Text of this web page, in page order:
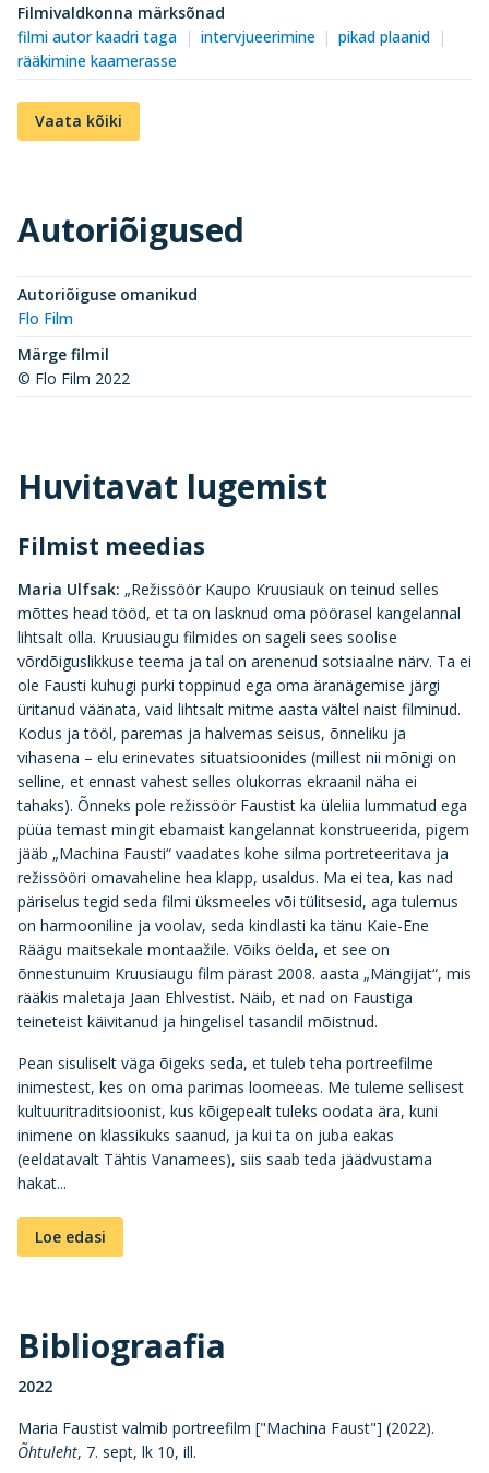
Filmivaldkonna märksõnad
filmi autor kaadri taga
intervjueerimine
pikad plaanid
rääkimine kaamerasse
Vaata kõiki
Autoriõigused
Autoriõiguse omanikud
Flo Film
Märge filmil
© Flo Film 2022
Huvitavat lugemist
Filmist meedias
Maria Ulfsak: „Režissöör Kaupo Kruusiauk on teinud selles
mõttes head tööd, et ta on lasknud oma pöörasel kangelannal
lihtsalt olla. Kruusiaugu filmides on sageli sees soolise
võrdõiguslikkuse teema ja tal on arenenud sotsiaalne närv. Ta ei
ole Fausti kuhugi purki toppinud ega oma äranägemise järgi
üritanud väänata, vaid lihtsalt mitme aasta vältel naist filminud.
Kodus ja tööl, paremas ja halvemas seisus, õnneliku ja
vihasena – elu erinevates situatsioonides (millest nii mõnigi on
selline, et ennast vahest selles olukorras ekraanil näha ei
tahaks). Õnneks pole režissöör Faustist ka üleliia lummatud ega
püüa temast mingit ebamaist kangelannat konstrueerida, pigem
jääb „Machina Fausti“ vaadates kohe silma portreteeritava ja
režissööri omavaheline hea klapp, usaldus. Ma ei tea, kas nad
päriselus tegid seda filmi üksmeeles või tülitsesid, aga tulemus
on harmooniline ja voolav, seda kindlasti ka tänu Kaie-Ene
Räägu maitsekale montaažile. Võiks öelda, et see on
õnnestunuim Kruusiaugu film pärast 2008. aasta „Mängijat“, mis
rääkis maletaja Jaan Ehlvestist. Näib, et nad on Faustiga
teineteist käivitanud ja hingelisel tasandil mõistnud.
Pean sisuliselt väga õigeks seda, et tuleb teha portreefilme
inimestest, kes on oma parimas loomeeas. Me tuleme sellisest
kultuuritraditsioonist, kus kõigepealt tuleks oodata ära, kuni
inimene on klassikuks saanud, ja kui ta on juba eakas
(eeldatavalt Tähtis Vanamees), siis saab teda jäädvustama
hakat...
Loe edasi
Bibliograafia
2022
Maria Faustist valmib portreefilm ["Machina Faust"] (2022).
Õhtuleht, 7. sept, lk 10, ill.